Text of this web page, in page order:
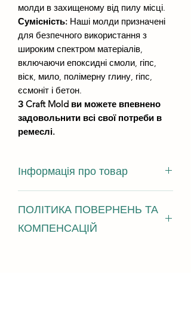
молди в захищеному від пилу місці.
Сумісність: Наші молди призначені
для безпечного використання з
широким спектром матеріалів,
включаючи епоксидні смоли, гіпс,
віск, мило, полімерну глину, гіпс,
єсмоніт і бетон.
З Craft Mold ви можете впевнено
задовольнити всі свої потреби в
ремеслі.
Інформація про товар
діаметрі до 45 мм
висота виливки - 8 мм
ПОЛІТИКА ПОВЕРНЕНЬ ТА
КОМПЕНСАЦІЙ